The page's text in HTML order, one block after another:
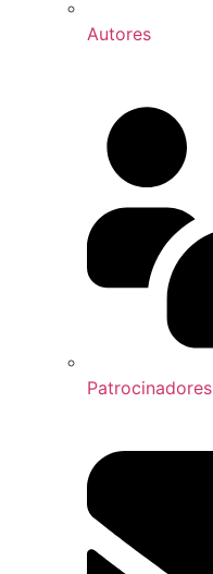
Autores
Patrocinadores